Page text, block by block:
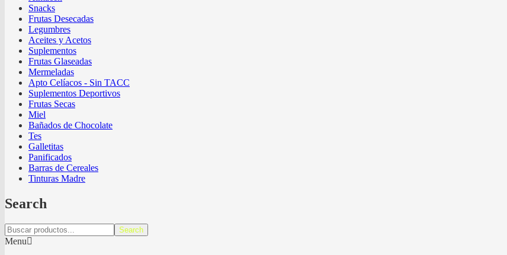
Snacks
Frutas Desecadas
Legumbres
Aceites y Acetos
Suplementos
Frutas Glaseadas
Mermeladas
Apto Celíacos - Sin TACC
Suplementos Deportivos
Frutas Secas
Miel
Bañados de Chocolate
Tes
Galletitas
Panificados
Barras de Cereales
Tinturas Madre
Search
Search
Menu